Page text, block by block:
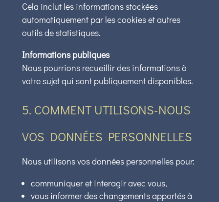
Cela inclut les informations stockées
automatiquement par les cookies et autres
outils de statistiques.
Informations publiques
Nous pourrions recueillir des informations à
votre sujet qui sont publiquement disponibles.
5. COMMENT UTILISONS-NOUS
VOS DONNÉES PERSONNELLES
Nous utilisons vos données personnelles pour:
communiquer et interagir avec vous,
vous informer des changements apportés à